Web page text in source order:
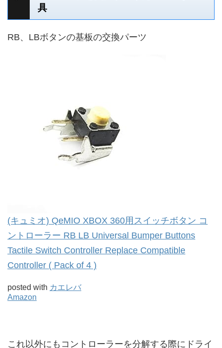
具
RB、LBボタンの基板の交換パーツ
(キュミオ) QeMIO XBOX 360用スイッチボタン コ
ントローラー RB LB Universal Bumper Buttons
Tactile Switch Controller Replace Compatible
Controller ( Pack of 4 )
posted with カエレバ
Amazon
これ以外にもコントローラーを分解する際にドライ